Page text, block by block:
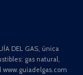
DEL GAS, única
gas natural,
www.guiadelgas.com